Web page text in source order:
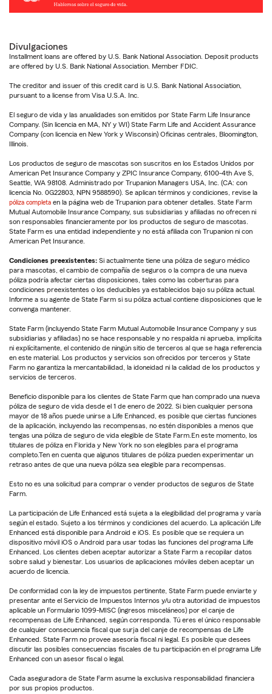
Divulgaciones
Installment loans are offered by U.S. Bank National Association. Deposit products
are offered by U.S. Bank National Association. Member FDIC.
The creditor and issuer of this credit card is U.S. Bank National Association,
pursuant to a license from Visa U.S.A. Inc.
El seguro de vida y las anualidades son emitidos por State Farm Life Insurance
Company. (Sin licencia en MA, NY y WI) State Farm Life and Accident Assurance
Company (con licencia en New York y Wisconsin) Oficinas centrales, Bloomington,
Illinois.
Los productos de seguro de mascotas son suscritos en los Estados Unidos por
American Pet Insurance Company y ZPIC Insurance Company, 6100-4th Ave S,
Seattle, WA 98108. Administrado por Trupanion Managers USA, Inc. (CA: con
licencia No. 0G22803, NPN 9588590). Se aplican términos y condiciones, revise la
póliza completa en la página web de Trupanion para obtener detalles. State Farm
Mutual Automobile Insurance Company, sus subsidiarias y afiliadas no ofrecen ni
son responsables financieramente por los productos de seguro de mascotas.
State Farm es una entidad independiente y no está afiliada con Trupanion ni con
American Pet Insurance.
Condiciones preexistentes: Si actualmente tiene una póliza de seguro médico
para mascotas, el cambio de compañía de seguros o la compra de una nueva
póliza podría afectar ciertas disposiciones, tales como las coberturas para
condiciones preexistentes o los deducibles ya establecidos bajo su póliza actual.
Informe a su agente de State Farm si su póliza actual contiene disposiciones que le
convenga mantener.
State Farm (incluyendo State Farm Mutual Automobile Insurance Company y sus
subsidiarias y afiliadas) no se hace responsable y no respalda ni aprueba, implícita
ni explícitamente, el contenido de ningún sitio de terceros al que se haga referencia
en este material. Los productos y servicios son ofrecidos por terceros y State
Farm no garantiza la mercantabilidad, la idoneidad ni la calidad de los productos y
servicios de terceros.
Beneficio disponible para los clientes de State Farm que han comprado una nueva
póliza de seguro de vida desde el 1 de enero de 2022. Si bien cualquier persona
mayor de 18 años puede unirse a Life Enhanced, es posible que ciertas funciones
de la aplicación, incluyendo las recompensas, no estén disponibles a menos que
tengas una póliza de seguro de vida elegible de State Farm.En este momento, los
titulares de póliza en Florida y New York no son elegibles para el programa
completo.Ten en cuenta que algunos titulares de póliza pueden experimentar un
retraso antes de que una nueva póliza sea elegible para recompensas.
Esto no es una solicitud para comprar o vender productos de seguros de State
Farm.
La participación de Life Enhanced está sujeta a la elegibilidad del programa y varía
según el estado. Sujeto a los términos y condiciones del acuerdo. La aplicación Life
Enhanced está disponible para Android e iOS. Es posible que se requiera un
dispositivo móvil iOS o Android para usar todas las funciones del programa Life
Enhanced. Los clientes deben aceptar autorizar a State Farm a recopilar datos
sobre salud y bienestar. Los usuarios de aplicaciones móviles deben aceptar un
acuerdo de licencia.
De conformidad con la ley de impuestos pertinente, State Farm puede enviarte y
presentar ante el Servicio de Impuestos Internos y/u otra autoridad de impuestos
aplicable un Formulario 1099-MISC (ingresos misceláneos) por el canje de
recompensas de Life Enhanced, según corresponda. Tú eres el único responsable
de cualquier consecuencia fiscal que surja del canje de recompensas de Life
Enhanced. State Farm no provee asesoría fiscal ni legal. Es posible que desees
discutir las posibles consecuencias fiscales de tu participación en el programa Life
Enhanced con un asesor fiscal o legal.
Cada aseguradora de State Farm asume la exclusiva responsabilidad financiera
por sus propios productos.